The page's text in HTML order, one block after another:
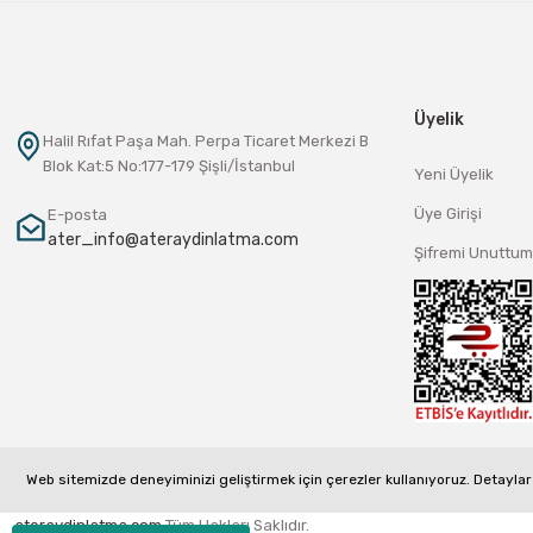
Web sitemizde deneyiminizi geliştirmek için çerezler kullanıyoruz. Detaylar
Halil Rıfat Paşa Mah. Perpa Ticaret Merkezi B
Blok Kat:5 No:177-179 Şişli/İstanbul
E-posta
ater_info@ateraydinlatma.com
Üyelik
Yeni Üyelik
Üye Girişi
Şifremi Unuttum
ateraydinlatma.comTüm Hakları Saklıdır.